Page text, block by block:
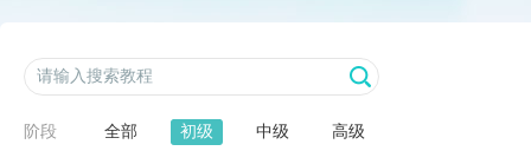
阶段 全部 初级 中级 高级